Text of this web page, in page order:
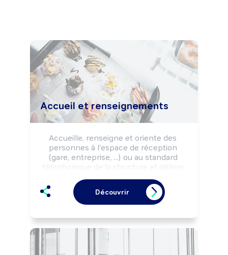
Accueil et renseignements
Accueille, renseigne et oriente des
personnes à l'espace de réception
(gare, entreprise, ...) ou au standard
téléphonique de la structure et délivre
Peut réaliser la gestion du courrier
(collecte, distribution, ...), des tâches
saisie informatique, saisie de courriers
préétablis ...).
Découvrir